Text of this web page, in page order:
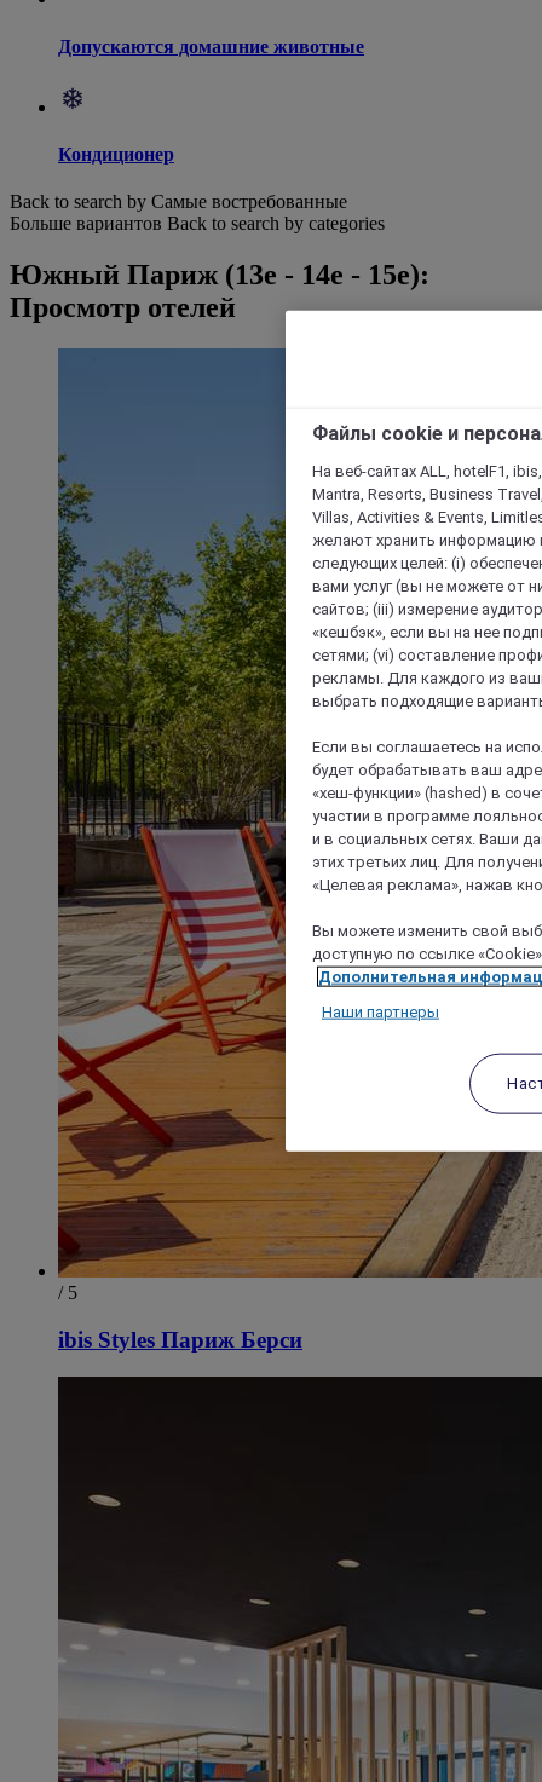
Допускаются домашние животные
Кондиционер
Back to search by Самые востребованные
Больше вариантов Back to search by categories
Южный Париж (13e - 14e - 15e):
Просмотр отелей
/ 5
ibis Styles Париж Берси
Файлы cookie и
На веб-сайтах ALL, hotelF1,
Mantra, Resorts, Business
Villas, Activities & Events,
желают хранить информацию
следующих целей: (i)
вами услуг (вы не можете от
сайтов; (iii) измерение
«кешбэк», если вы на нее
сетями; (vi) составление
рекламы. Для каждого из
выбрать подходящие
Если вы соглашаетесь на
будет обрабатывать ваш
«хеш-функции» (hashed) в
участии в программе
и в социальных сетях. Ваши
этих третьих лиц. Для
«Целевая реклама», нажав
Вы можете изменить свой
доступную по ссылке
Дополнительная
Наши партнеры